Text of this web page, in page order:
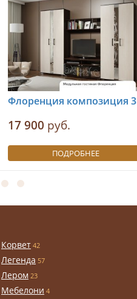
Флоренция композиция 3
17 900 руб.
ПОДРОБНЕЕ
Корвет 42
Легенда 57
Лером 23
Мебелони 4